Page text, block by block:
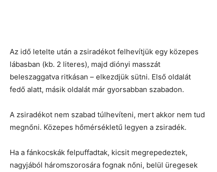
Az idő letelte után a zsiradékot felhevítjük egy közepes
lábasban (kb. 2 literes), majd diónyi masszát
beleszaggatva ritkásan – elkezdjük sütni. Első oldalát
fedő alatt, másik oldalát már gyorsabban szabadon.
A zsiradékot nem szabad túlhevíteni, mert akkor nem tud
megnőni. Közepes hőmérsékletű legyen a zsiradék.
Ha a fánkocskák felpuffadtak, kicsit megrepedeztek,
nagyjából háromszorosára fognak nőni, belül üregesek